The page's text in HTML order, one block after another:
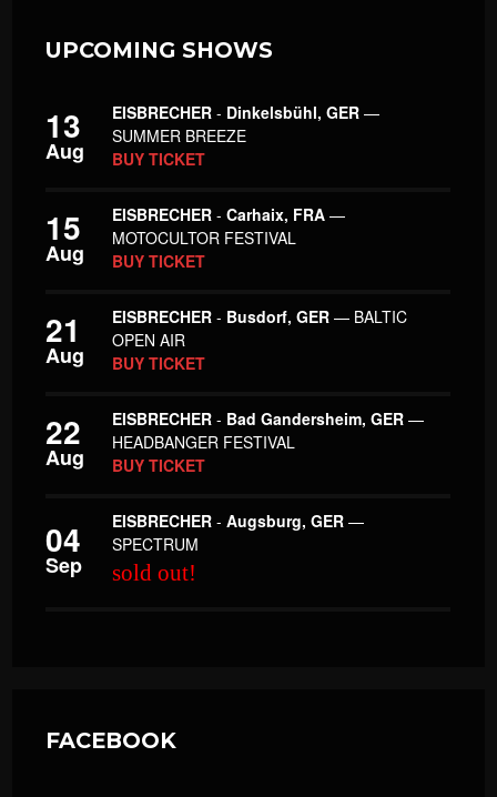
UPCOMING SHOWS
13
Aug
EISBRECHER - Dinkelsbühl, GER —
SUMMER BREEZE
BUY TICKET
15
Aug
EISBRECHER -Carhaix, FRA —
MOTOCULTOR FESTIVAL
BUY TICKET
21
Aug
EISBRECHER - Busdorf, GER — BALTIC
OPEN AIR
BUY TICKET
22
Aug
EISBRECHER - Bad Gandersheim, GER —
HEADBANGER FESTIVAL
BUY TICKET
04
Sep
EISBRECHER -Augsburg, GER —
SPECTRUM
sold out!
FACEBOOK